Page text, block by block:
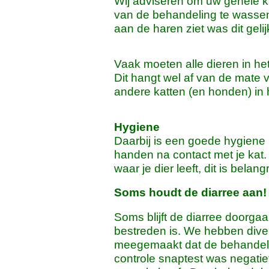
van de behandeling te
aan de haren ziet was dit
Vaak moeten alle dieren in
Dit hangt wel af van de mate
andere katten (en honden) in
Hygiene
Daarbij is een goede
handen na contact met je
waar je dier leeft, dit is
Soms houdt de diarree aan!
Soms blijft de diarree
bestreden is. We hebben
meegemaakt dat de
controle snaptest was